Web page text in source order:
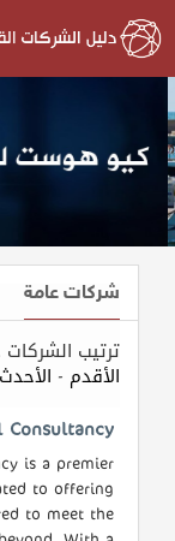
دخول
التسجيل
English
أضف
اعلانك
مطلوب
شركات عامة
ترتيب
الأقدم - الأحدث
is a premier
to offering
to meet the